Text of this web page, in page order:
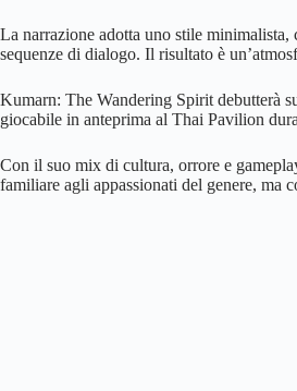
La narrazione adotta uno stile
sequenze di dialogo. Il risultato è
Kumarn: The Wandering Spirit debutterà
giocabile in anteprima al Thai Pavilion
Con il suo mix di cultura, orrore e
familiare agli appassionati del genere, ma